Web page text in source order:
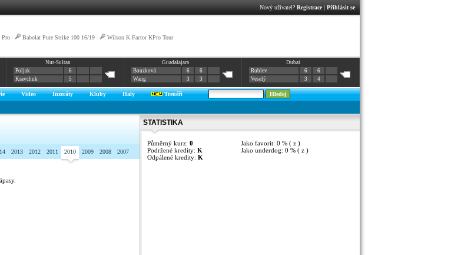
Nový uživatel? Registrace| Přihlásit se
Pro Babolat Pure Strike 100 16/19 Wilson K Factor KPro Tour
Nur-Sultan
Poljak
6
Kravchuk
5
Guadalajara
Bouzková
6
6
Wang
3 3
Dubai
Rublev
6
6
Veselý
3 4
Video Inzeráty Kluby Haly
Trenéři
2013 2012 2011 2010 2009 2008 2007
STATISTIKA
Půměrný kurz: 0
Podržené kredity: K
Odpálené kredity: K
Jako favorit: 0 % ( z )
Jako underdog: 0 % ( z )